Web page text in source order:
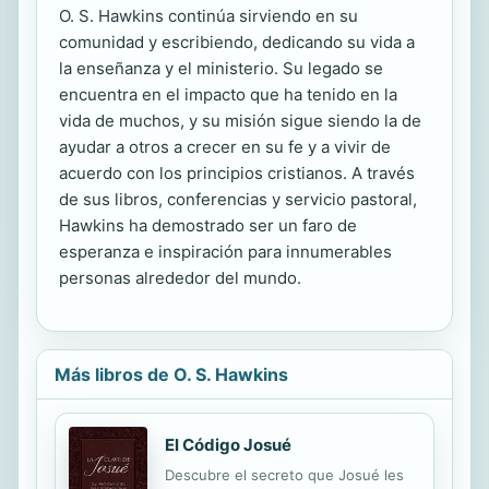
O. S. Hawkins continúa sirviendo en su
comunidad y escribiendo, dedicando su vida a
la enseñanza y el ministerio. Su legado se
encuentra en el impacto que ha tenido en la
vida de muchos, y su misión sigue siendo la de
ayudar a otros a crecer en su fe y a vivir de
acuerdo con los principios cristianos. A través
de sus libros, conferencias y servicio pastoral,
Hawkins ha demostrado ser un faro de
esperanza e inspiración para innumerables
personas alrededor del mundo.
Más libros de O. S. Hawkins
El Código Josué
Descubre el secreto que Josué les